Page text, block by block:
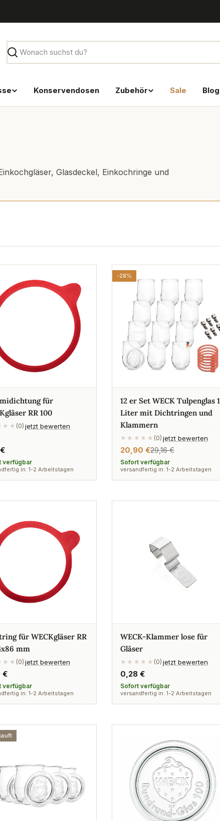
Suchen
Konservendosen Zubehör Sale Blog
Glasdeckel, Einkochringe und
für
RR 100
(0) jetzt bewerten
verfügbar
in: 1-2 Arbeitstagen
-28%
12 er Set WECK Tulpenglas 1
Liter mit Dichtringen und
Klammern
★★★★★ (0) jetzt bewerten
Verkaufspreis
20,90 €
Regulärer
Preis
29,16 €
Sofort verfügbar
versandfertig in: 1-2 Arbeitstagen
für WECKgläser RR
mm
(0) jetzt bewerten
€
verfügbar
in: 1-2 Arbeitstagen
WECK-Klammer lose für
Gläser
★★★★★ (0) jetzt bewerten
Regulärer
Preis
0,28 €
Sofort verfügbar
versandfertig in: 1-2 Arbeitstagen